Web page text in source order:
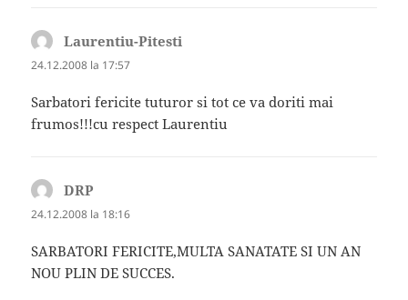
Laurentiu-Pitesti
24.12.2008 la 17:57
Sarbatori fericite tuturor si tot ce va doriti mai
frumos!!!cu respect Laurentiu
DRP
24.12.2008 la 18:16
SARBATORI FERICITE,MULTA SANATATE SI UN AN
NOU PLIN DE SUCCES.